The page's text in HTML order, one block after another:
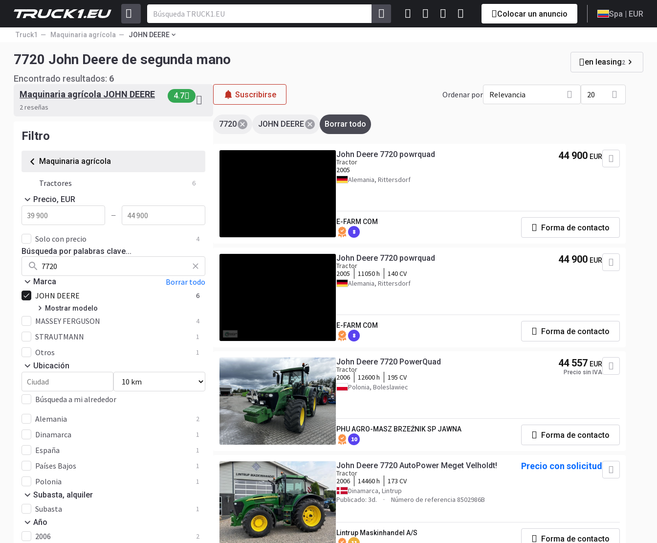
Colocar un anuncio Spa | EUR
Truck1 Maquinaria agrícola JOHN DEERE
7720 John Deere de segunda mano
Encontrado resultados: 6
en leasing2
Maquinaria agrícola JOHN DEERE 4.7
2 reseñas
Filtro
Maquinaria agrícola
Tractores 6
Precio, EUR
—
Solo con precio 4
Búsqueda por palabras clave...
Marca
Borrar todo
JOHN DEERE
6
Mostrar modelo
7020 Series 6
MASSEY FERGUSON 4
STRAUTMANN 1
Otros 1
Ubicación
Búsqueda a mi alrededor
Alemania
2
Dinamarca 1
España 1
Países Bajos 1
Polonia 1
Subasta, alquiler
Subasta 1
Año
2006 2
Suscribirse Ordenar por Relevancia 20
7720 JOHN DEERE Borrar todo
John Deere 7720 powrquad
Tractor
2005
Alemania, Rittersdorf
44 900 EUR
E-FARM COM
8 Forma de contacto
John Deere 7720 powrquad
Tractor
2005
11050 h
140 CV
Alemania, Rittersdorf
44 900 EUR
E-FARM COM
8 Forma de contacto
John Deere 7720 PowerQuad
Tractor
2006
12600 h
195 CV
Polonia, Boleslawiec
44 557 EUR
Precio sin IVA
PHU AGRO-MASZ BRZEŹNIK SP JAWNA
10 Forma de contacto
John Deere 7720 AutoPower Meget Velholdt!
Tractor
2006
14460 h
173 CV
Dinamarca, Lintrup
Publicado: 3d.
Número de referencia 8502986B
Precio con solicitud
Lintrup Maskinhandel A/S
Forma de contacto